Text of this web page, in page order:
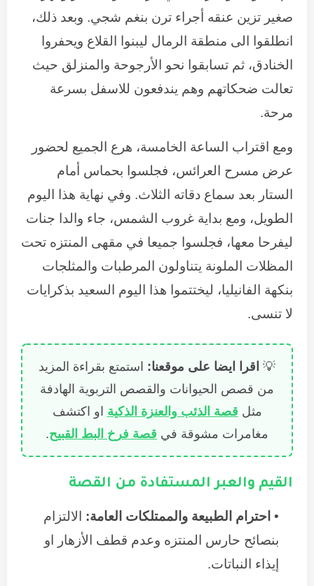
صغير تزين عنقه أجراء ترن بنغم شجي. وبعد ذلك،
انطلقوا الى منطقة الرمال ليبنوا القلاع ويحفروا
الخنادق، ثم تسابقوا نحو الأرجوحة والمنزلق حيث
تعالت ضحكاتهم وهم يندفعون للاسفل بسرعة
مرحة.
ومع اقتراب الساعة الخامسة، هرع الجميع لحضور
عرض مسرح العرائس، فجلسوا بحماس أمام
الستار بعد سماع دقاته الثلاث. وفي نهاية هذا اليوم
الطويل، ومع بداية غروب الشمس، جاء والدا جنات
ليفرحا معها، فجلسوا جميعا في مقهى المنتزه تحت
المظلات الملونة يتناولون المرطبات والمثلجات
بنكهة الفانيليا، ليختتموا هذا اليوم السعيد بذكرايات
لا تنسى.
💡 اقرا ايضا على موقعنا: استمتع بقراءة المزيد
من قصص الحيوانات والقصص التربوية الهادفة
مثل قصة الذئب والعنزة الذكية او اكتشف
مغامرات مشوقة في قصة فرخ البط القبيح.
القيم والعبر المستفادة من القصة
احترام الطبيعة والممتلكات العامة: الالتزام
بنصائح حارس المنتزه وعدم قطف الأزهار او
إيذاء النباتات.